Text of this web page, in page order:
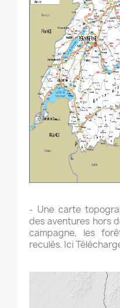
- Une carte
des aventures hors
campagne, les
reculés. Ici